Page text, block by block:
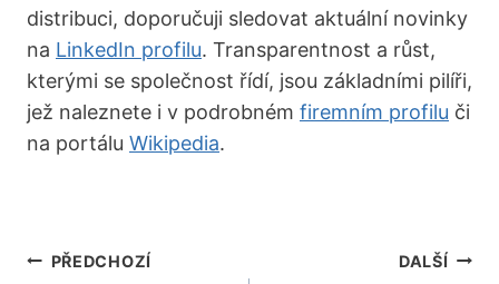
distribuci, doporučuji sledovat aktuální novinky
na LinkedIn profilu. Transparentnost a růst,
kterými se společnost řídí, jsou základními pilíři,
jež naleznete i v podrobném firemním profilu či
na portálu Wikipedia.
Navigace
PŘEDCHOZÍ DALŠÍ